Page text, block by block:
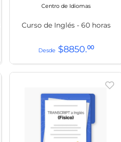
Centro de Idiomas
Curso de Inglés - 60 horas
$8850.00